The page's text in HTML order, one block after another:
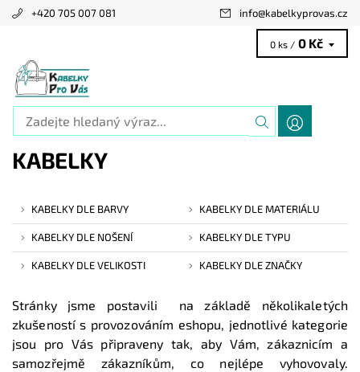
+420 705 007 081 info@kabelkyprovas.cz
0 ks / 0 Kč
KABELKY
KABELKY DLE BARVY KABELKY DLE MATERIÁLU
KABELKY DLE NOŠENÍ KABELKY DLE TYPU
KABELKY DLE VELIKOSTI KABELKY DLE ZNAČKY
Stránky jsme postavili na základě několikaletých
zkušeností s provozováním eshopu, jednotlivé kategorie
jsou pro Vás připraveny tak, aby Vám, zákaznicím a
samozřejmě zákazníkům, co nejlépe vyhovovaly.